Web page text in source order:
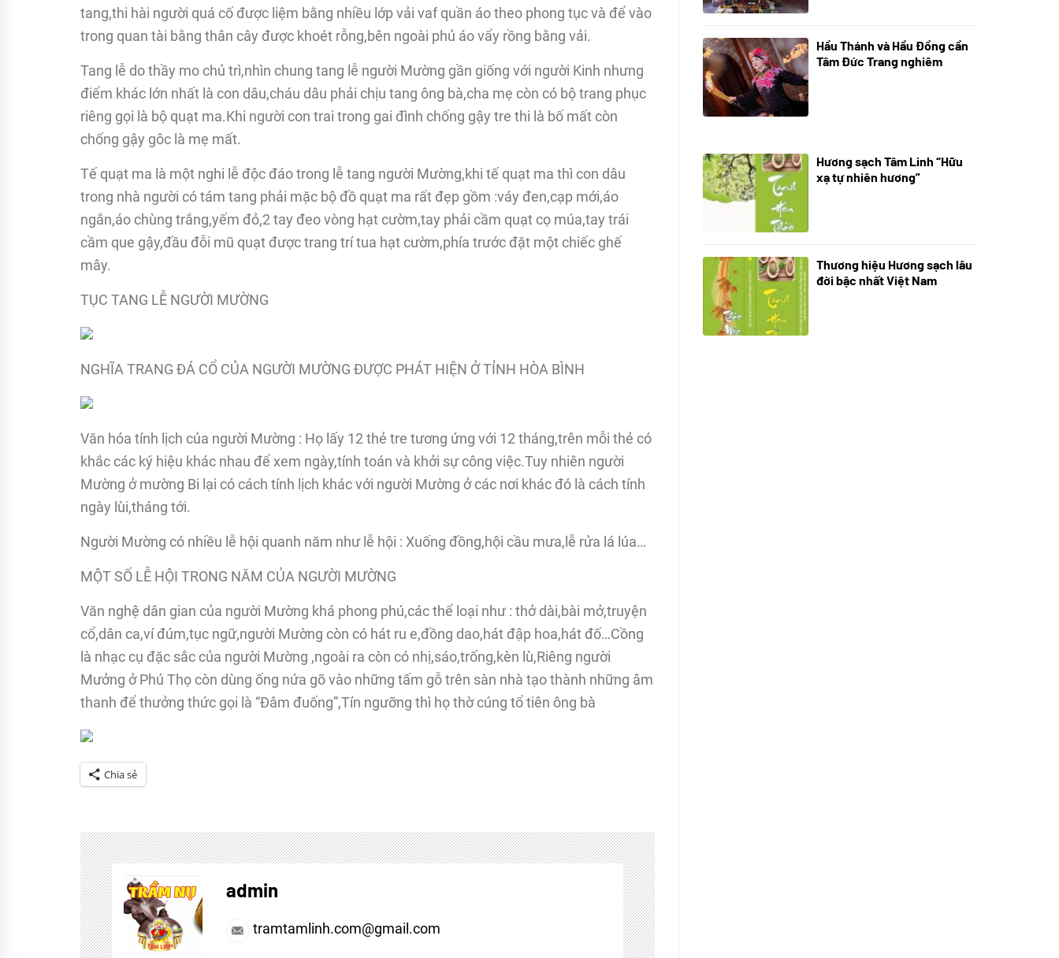
tang,thi hài người quá cố được liệm bằng nhiều lớp vải vaf quần áo theo phong tục và để vào
trong quan tài bằng thân cây được khoét rỗng,bên ngoài phủ áo vẩy rồng bằng vải.
Tang lễ do thầy mo chủ trì,nhìn chung tang lễ người Mường gần giống với người Kinh nhưng
điểm khác lớn nhất là con dâu,cháu dâu phải chịu tang ông bà,cha mẹ còn có bộ trang phục
riêng gọi là bộ quạt ma.Khi người con trai trong gai đình chống gậy tre thi là bố mất còn
chống gậy gôc là mẹ mất.
Tế quạt ma là một nghi lễ độc đáo trong lễ tang người Mường,khi tế quạt ma thì con dâu
trong nhà người có tám tang phải mặc bộ đồ quạt ma rất đẹp gồm :váy đen,cạp mới,áo
ngắn,áo chùng trắng,yếm đỏ,2 tay đeo vòng hạt cườm,tay phải cầm quạt cọ múa,tay trái
cầm que gậy,đầu đỗi mũ quạt được trang trí tua hạt cườm,phía trước đặt một chiếc ghế
mây.
TỤC TANG LỄ NGƯỜI MƯỜNG
NGHĨA TRANG ĐÁ CỔ CỦA NGƯỜI MƯỜNG ĐƯỢC PHÁT HIỆN Ở TỈNH HÒA BÌNH
Văn hóa tính lịch của người Mường : Họ lấy 12 thẻ tre tương ứng với 12 tháng,trên mỗi thẻ có
khắc các ký hiệu khác nhau để xem ngày,tính toán và khởi sự công việc.Tuy nhiên người
Mường ở mường Bi lại có cách tính lịch khác với người Mường ở các nơi khác đó là cách tính
ngày lùi,tháng tới.
Người Mường có nhiều lễ hội quanh năm như lễ hội : Xuống đồng,hội cầu mưa,lễ rửa lá lúa…
MỘT SỐ LỄ HỘI TRONG NĂM CỦA NGƯỜI MƯỜNG
Văn nghệ dân gian của người Mường khá phong phú,các thể loại như : thở dài,bài mở,truyện
cổ,dân ca,ví đúm,tục ngữ,người Mường còn có hát ru e,đồng dao,hát đập hoa,hát đố…Cồng
là nhạc cụ đặc sắc của người Mường ,ngoài ra còn có nhị,sáo,trống,kèn lù,Riêng người
Mưởng ở Phú Thọ còn dùng ống nứa gõ vào những tấm gỗ trên sàn nhà tạo thành những âm
thanh để thưởng thức gọi là “Đâm đuống”,Tín ngưỡng thì họ thờ cúng tổ tiên ông bà
Chia sẻ
Dân
tộc
anh
em
admin
tramtamlinh.com@gmail.com
05/07/2024
Hầu Thánh và Hầu Đồng cần
Tâm Đức Trang nghiêm
28/10/2025
Hương sạch Tâm Linh “Hữu
xạ tự nhiên hương”
18/10/2025
Thương hiệu Hương sạch lâu
đời bậc nhất Việt Nam